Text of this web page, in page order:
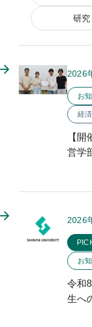
研究
2026
この
お
経
【
営学
2026
この
お
令和
生へ